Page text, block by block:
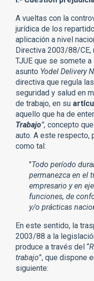
A vueltas con la
jurídica de los
aplicación a nivel
Directiva 2003/88/CE,
TJUE que se somete
asunto Yodel Delivery
directiva que regula
seguridad y salud en
de trabajo, en su
aquello que ha de
Trabajo”, concepto
auto. A este respecto,
como tal:
"Todo período
permanezca en el
empresario y en
funciones, de
y/o prácticas
En este sentido, la
2003/88 a la
produce a través del “
trabajo”, que dispone
siguiente: